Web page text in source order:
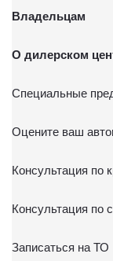
Владельцам
О дилерском
Специальные
Оцените ваш
Консультация по
Консультация по
Записаться на ТО